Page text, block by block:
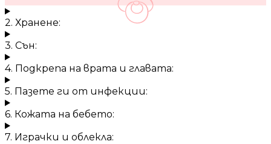
2. Хранене:
3. Сън:
4. Подкрепа на врата и главата:
5. Пазете ги от инфекции:
6. Кожата на бебето:
7. Играчки и облекла: